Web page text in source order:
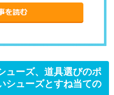
ューズ、道具選びのポ
ューズとすね当ての